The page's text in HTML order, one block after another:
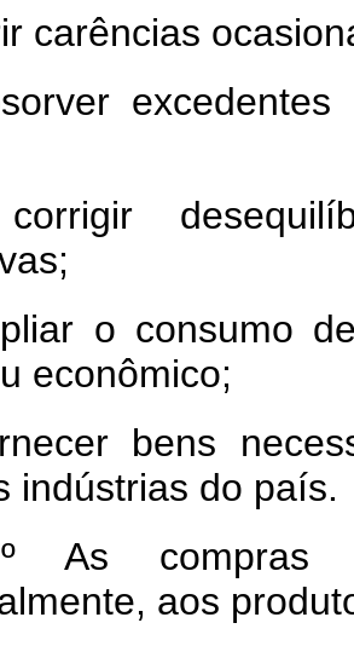
carências
o consumo
econômico;
bens
indústrias do país.
As compras
aos